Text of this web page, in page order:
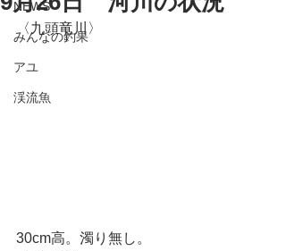
NEWS
みんなの釣果
アユ
渓流魚
〈九頭竜川〉
30cm高。濁り無し。